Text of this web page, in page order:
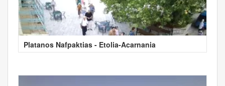
Platanos Nafpaktias - Etolia-Acarnania